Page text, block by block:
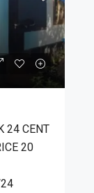
24 CENT
20